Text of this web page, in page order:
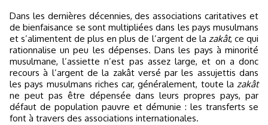
Dans les dernières décennies, des associations caritatives et
de bienfaisance se sont multipliées dans les pays musulmans
et s’alimentent de plus en plus de l’argent de la zakât, ce qui
rationnalise un peu les dépenses. Dans les pays à minorité
musulmane, l’assiette n’est pas assez large, et on a donc
recours à l’argent de la zakât versé par les assujettis dans
les pays musulmans riches car, généralement, toute la zakât
ne peut pas être dépensée dans leurs propres pays, par
défaut de population pauvre et démunie : les transferts se
font à travers des associations internationales.